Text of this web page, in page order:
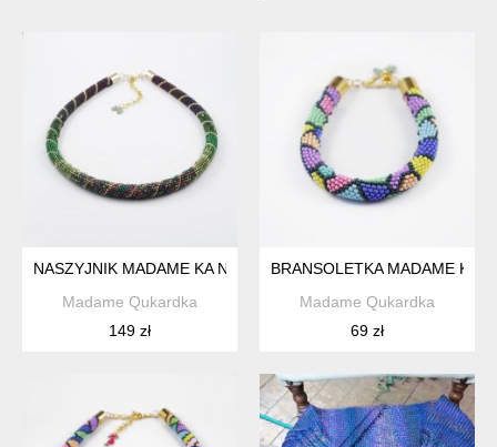
NASZYJNIK MADAME KA NR 1
Madame Qukardka
149 zł
BRANSOLETKA MADAME KA
Madame Qukardka
69 zł